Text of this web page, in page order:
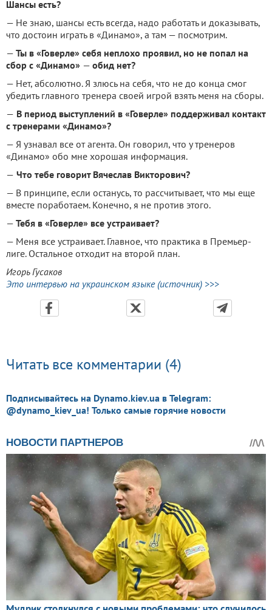
Шансы есть?
— Не знаю, шансы есть всегда, надо работать и доказывать,
что достоин играть в «Динамо», а там — посмотрим.
— Ты в «Говерле» себя неплохо проявил, но не попал на
сбор с «Динамо» — обид нет?
— Нет, абсолютно. Я злюсь на себя, что не до конца смог
убедить главного тренера своей игрой взять меня на сборы.
— В период выступлений в «Говерле» поддерживал контакт
с тренерами «Динамо»?
— Я узнавал все от агента. Он говорил, что у тренеров
«Динамо» обо мне хорошая информация.
— Что тебе говорит Вячеслав Викторович?
— В принципе, если останусь, то рассчитывает, что мы еще
вместе поработаем. Конечно, я не против этого.
— Тебя в «Говерле» все устраивает?
— Меня все устраивает. Главное, что практика в Премьер-
лиге. Остальное отходит на второй план.
Игорь Гусаков
Это интервью на украинском языке (источник) >>>
Читать все комментарии (4)
Подписывайтесь на Dynamo.kiev.ua в Telegram:
@dynamo_kiev_ua! Только самые горячие новости